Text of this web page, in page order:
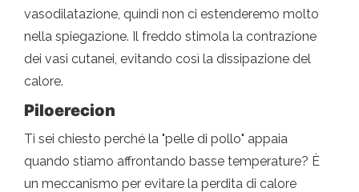
vasodilatazione, quindi non ci estenderemo molto
nella spiegazione. Il freddo stimola la contrazione
dei vasi cutanei, evitando così la dissipazione del
calore.
Piloerecion
Ti sei chiesto perché la "pelle di pollo" appaia
quando stiamo affrontando basse temperature? È
un meccanismo per evitare la perdita di calore